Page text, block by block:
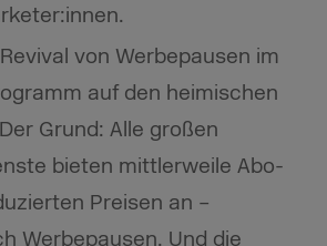
von Werbepausen im
auf den heimischen
Grund: Alle großen
bieten mittlerweile Abo-
Preisen an –
Werbepausen. Und die